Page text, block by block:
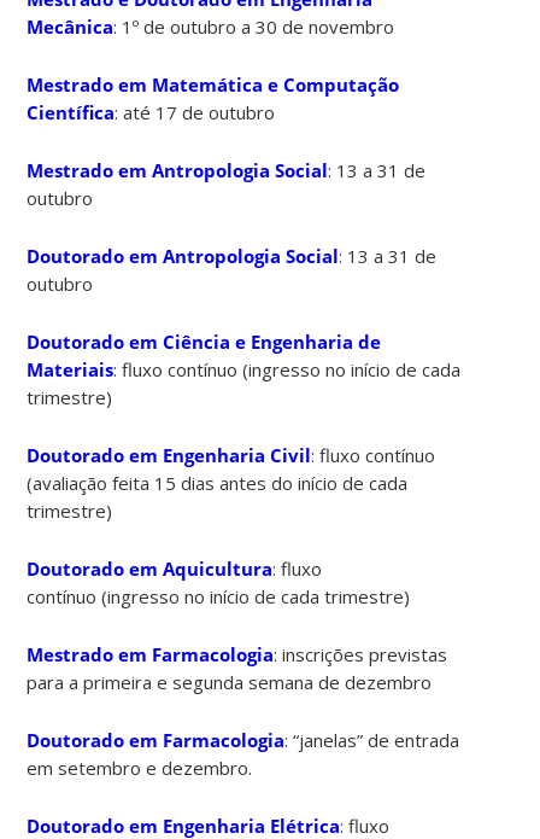
Mecânica: 1º de outubro a 30 de novembro
Mestrado em Matemática e Computação
Científica: até 17 de outubro
Mestrado em Antropologia Social: 13 a 31 de
outubro
Doutorado em Antropologia Social: 13 a 31 de
outubro
Doutorado em Ciência e Engenharia de
Materiais: fluxo contínuo (ingresso no início de cada
trimestre)
Doutorado em Engenharia Civil: fluxo contínuo
(avaliação feita 15 dias antes do início de cada
trimestre)
Doutorado em Aquicultura: fluxo
contínuo (ingresso no início de cada trimestre)
Mestrado em Farmacologia: inscrições previstas
para a primeira e segunda semana de dezembro
Doutorado em Farmacologia: “janelas” de entrada
em setembro e dezembro.
Doutorado em Engenharia Elétrica: fluxo